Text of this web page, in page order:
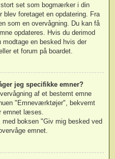
set som bogmærker i din
blev foretaget en opdatering. Fra
som en overvågning. Du kan få
opdateres. Hvis du derimod
en besked hvis der
et forum på boardet.
jeg specifikke emner?
af et bestemt emne
"Emneværktøjer", bekvemt
emnet læses.
boksen "Giv mig besked ved
emnet.